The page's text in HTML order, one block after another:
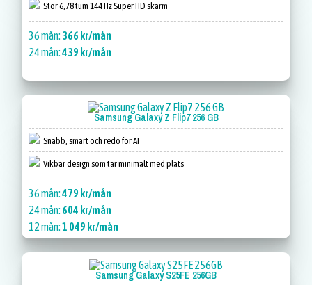
Stor 6,78 tum 144 Hz Super HD skärm
36 mån: 366 kr/mån
24 mån:439 kr/mån
Samsung Galaxy Z Flip7 256 GB
Snabb, smart och redo för AI
Vikbar design som tar minimalt med plats
36 mån:479 kr/mån
24 mån: 604 kr/mån
12 mån:1 049 kr/mån
Samsung Galaxy S25FE 256GB